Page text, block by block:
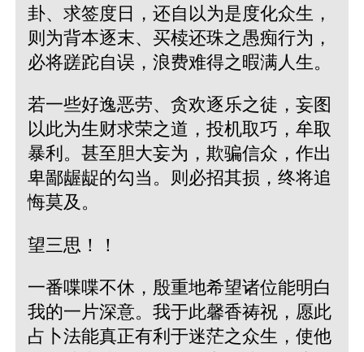
卦、求签度日，还自以为是度化众生，
则为背本逐末、买椟还珠之愚痴行为，
必将蹉跎自误，浪费难得之暇满人生。
若一些好逸恶劳、贪欢逐乐之徒，妄图
以此为生财求荣之道，投机取巧，牟取
暴利。甚至胆大妄为，欺骗信众，作出
卑鄙龌龊的勾当。则必招其损，终将追
悔莫及。
望三思！！
一番喋喋不休，殷重地希望诸位能明白
我的一片深意。我于此馨香祷祝，愿此
占卜法能真正有利于迷茫之众生，使他